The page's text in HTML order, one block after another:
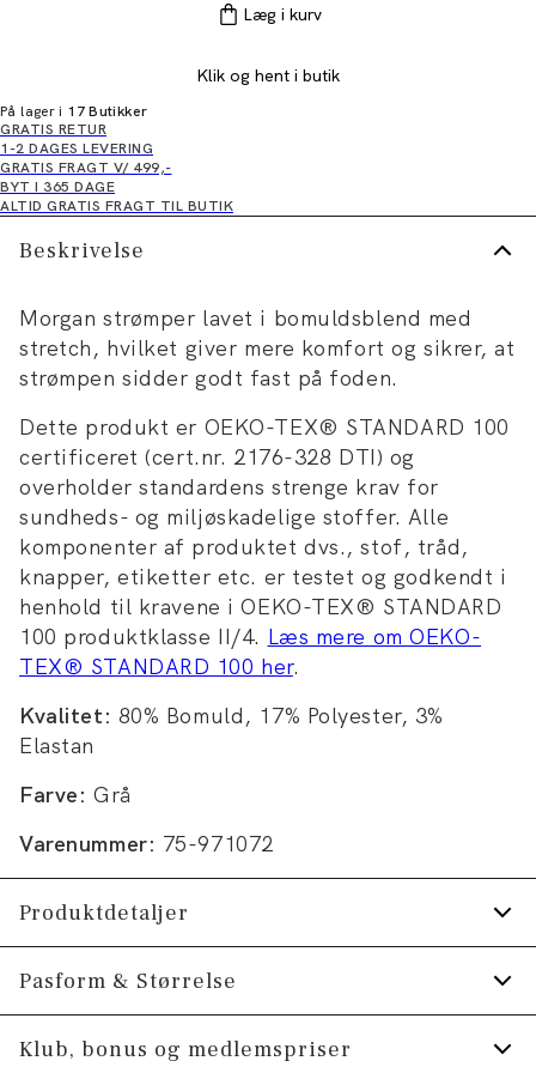
Læg i kurv
Klik og hent i butik
På lager i 17 Butikker
GRATIS RETUR
1-2 DAGES LEVERING
GRATIS FRAGT V/ 499,-
BYT I 365 DAGE
ALTID GRATIS FRAGT TIL BUTIK
Beskrivelse
Morgan strømper lavet i bomuldsblend med
stretch, hvilket giver mere komfort og sikrer, at
strømpen sidder godt fast på foden.
Dette produkt er OEKO-TEX® STANDARD 100
certificeret (cert.nr. 2176-328 DTI) og
overholder standardens strenge krav for
sundheds- og miljøskadelige stoffer. Alle
komponenter af produktet dvs., stof, tråd,
knapper, etiketter etc. er testet og godkendt i
henhold til kravene i OEKO-TEX® STANDARD
100 produktklasse II/4. Læs mere om OEKO-
TEX® STANDARD 100 her.
Kvalitet: 80% Bomuld, 17% Polyester, 3%
Elastan
Farve: Grå
Varenummer: 75-971072
Produktdetaljer
Certificeret med OEKO-TEX® STANDARD
100.
Fremstillet i bomuldsblend med stretch for
Pasform & Størrelse
Klub, bonus og medlemspriser